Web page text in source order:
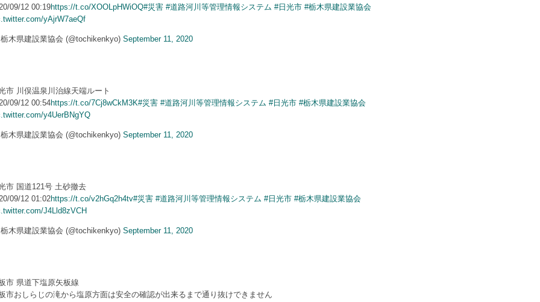
09/12 00:19https://t.co/XOOLpHWiOQ#災害 #道路河川等管理情報システム #日光市 #栃木県建設業協会
yAjrW7aeQf
木県建設業協会 (@tochikenkyo) September 11, 2020
市 川俣温泉川治線天端ルート
09/12 00:54https://t.co/7Cj8wCkM3K#災害 #道路河川等管理情報システム #日光市 #栃木県建設業協会
y4UerBNgYQ
木県建設業協会 (@tochikenkyo) September 11, 2020
市 国道121号 土砂撤去
09/12 01:02https://t.co/v2hGq2h4tv#災害 #道路河川等管理情報システム #日光市 #栃木県建設業協会
J4Lld8zVCH
木県建設業協会 (@tochikenkyo) September 11, 2020
市 県道下塩原矢板線
市おしらじの滝から塩原方面は安全の確認が出来るまで通り抜けできません